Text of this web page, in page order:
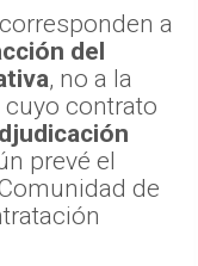
corresponden a
del
, no a la
cuyo contrato
prevé el
de